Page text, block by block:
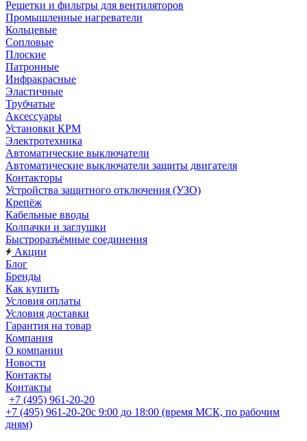
Решетки и фильтры для вентиляторов
Промышленные нагреватели
Кольцевые
Сопловые
Плоские
Патронные
Инфракрасные
Эластичные
Трубчатые
Аксессуары
Установки КРМ
Электротехника
Автоматические выключатели
Автоматические выключатели защиты двигателя
Контакторы
Устройства защитного отключения (УЗО)
Крепёж
Кабельные вводы
Колпачки и заглушки
Быстроразъёмные соединения
Акции
Блог
Бренды
Как купить
Условия оплаты
Условия доставки
Гарантия на товар
Компания
О компании
Новости
Контакты
Контакты
+7 (495) 961-20-20
+7 (495) 961-20-20с 9:00 до 18:00 (время МСК, по рабочим
дням)